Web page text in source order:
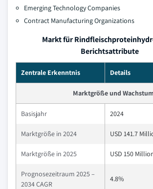
Emerging Technology Companies
Contract Manufacturing Organizations
Markt für
Berichtsattribute
Zentrale Erkenntnis Details
Marktgröße und Wachstum
Basisjahr 2024
Marktgröße in 2024 USD 141.7
Marktgröße in 2025 USD 150
Prognosezeitraum 2025 –
2034 CAGR
4.8%